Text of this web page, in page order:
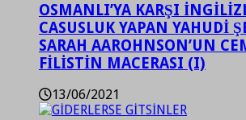
OSMANLI’YA KARŞI
CASUSLUK YAPAN YAHUDİ
SARAH AAROHNSON’UN
FİLİSTİN MACERASI (I)
13/06/2021